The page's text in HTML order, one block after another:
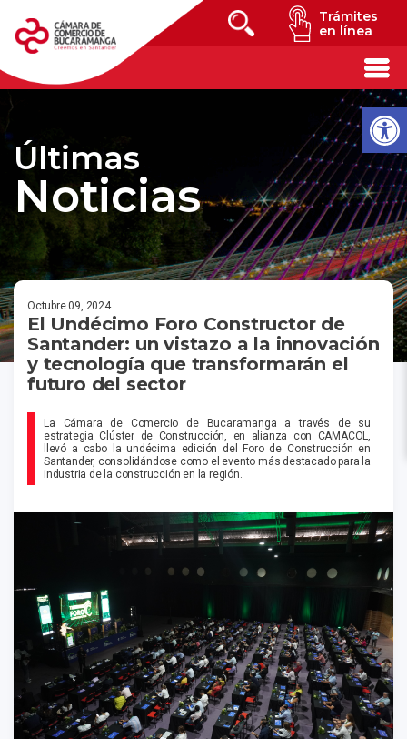
Trámites
en línea
Últimas
Noticias
Octubre 09, 2024
El Undécimo Foro Constructor de
Santander: un vistazo a la innovación
y tecnología que transformarán el
futuro del sector
La Cámara de Comercio de Bucaramanga a través de su
estrategia Clúster de Construcción, en alianza con CAMACOL,
llevó a cabo la undécima edición del Foro de Construcción en
Santander, consolidándose como el evento más destacado para la
industria de la construcción en la región.